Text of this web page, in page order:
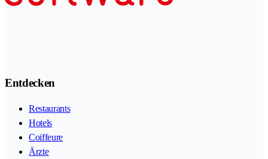
Entdecken
Restaurants
Hotels
Coiffeure
Ärzte